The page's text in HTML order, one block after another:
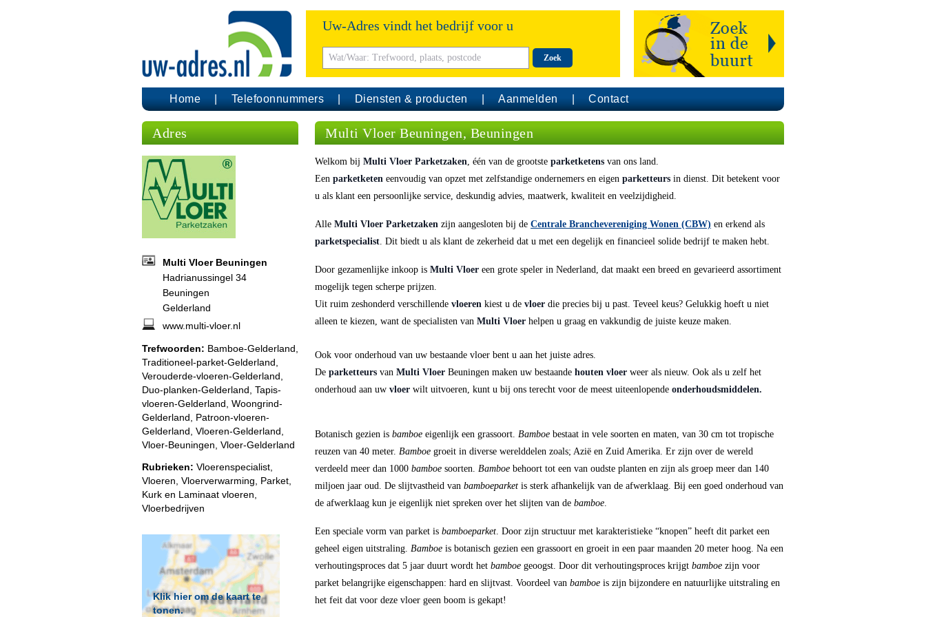
Uw-Adres vindt het bedrijf voor u
Zoek
Home Telefoonnummers Diensten & producten Aanmelden Contact
Adres
Multi Vloer Beuningen
Hadrianussingel 34
Beuningen
Gelderland
www.multi-vloer.nl
Trefwoorden: Bamboe-Gelderland,
Traditioneel-parket-Gelderland,
Verouderde-vloeren-Gelderland,
Duo-planken-Gelderland, Tapis-
vloeren-Gelderland, Woongrind-
Gelderland, Patroon-vloeren-
Gelderland, Vloeren-Gelderland,
Vloer-Beuningen, Vloer-Gelderland
Rubrieken: Vloerenspecialist
Vloeren Vloerverwarming
Parket,
Kurk en Laminaat vloeren
Vloerbedrijven
Klik hier om de kaart te
tonen.
Multi Vloer Beuningen, Beuningen
Welkom bij Multi Vloer Parketzaken, één van de grootste parketketens van ons land.
Een parketketen eenvoudig van opzet met zelfstandige ondernemers en eigen parketteurs in dienst. Dit betekent voor
u als klant een persoonlijke service, deskundig advies, maatwerk, kwaliteit en veelzijdigheid.
Alle Multi Vloer Parketzaken zijn aangesloten bij de Centrale Branchevereniging Wonen (CBW) en erkend als
parketspecialist . Dit biedt u als klant de zekerheid dat u met een degelijk en financieel solide bedrijf te maken hebt.
Door gezamenlijke inkoop is Multi Vloer een grote speler in Nederland, dat maakt een breed en gevarieerd assortiment
mogelijk tegen scherpe prijzen.
Uit ruim zeshonderd verschillende vloeren kiest u de vloer die precies bij u past. Teveel keus? Gelukkig hoeft u niet
alleen te kiezen, want de specialisten van Multi Vloer helpen u graag en vakkundig de juiste keuze maken.
Ook voor onderhoud van uw bestaande vloer bent u aan het juiste adres.
De parketteurs van Multi Vloer Beuningen maken uw bestaande houten vloer weer als nieuw. Ook als u zelf het
onderhoud aan uw vloer wilt uitvoeren, kunt u bij ons terecht voor de meest uiteenlopende onderhoudsmiddelen.
Botanisch gezien is bamboe eigenlijk een grassoort. Bamboe bestaat in vele soorten en maten, van 30 cm tot tropische
reuzen van 40 meter. Bamboe groeit in diverse werelddelen zoals; Azië en Zuid Amerika. Er zijn over de wereld
verdeeld meer dan 1000 bamboe soorten. Bamboe behoort tot een van oudste planten en zijn als groep meer dan 140
miljoen jaar oud. De slijtvastheid van bamboeparket is sterk afhankelijk van de afwerklaag. Bij een goed onderhoud van
de afwerklaag kun je eigenlijk niet spreken over het slijten van de bamboe
Een speciale vorm van parket is bamboeparket . Door zijn structuur met karakteristieke “knopen” heeft dit parket een
geheel eigen uitstraling. Bamboe is botanisch gezien een grassoort en groeit in een paar maanden 20 meter hoog. Na een
verhoutingsproces dat 5 jaar duurt wordt het bamboe geoogst. Door dit verhoutingsproces krijgt bamboe zijn voor
parket belangrijke eigenschappen: hard en slijtvast. Voordeel van bamboe is zijn bijzondere en natuurlijke uitstraling en
het feit dat voor deze vloer geen boom is gekapt!